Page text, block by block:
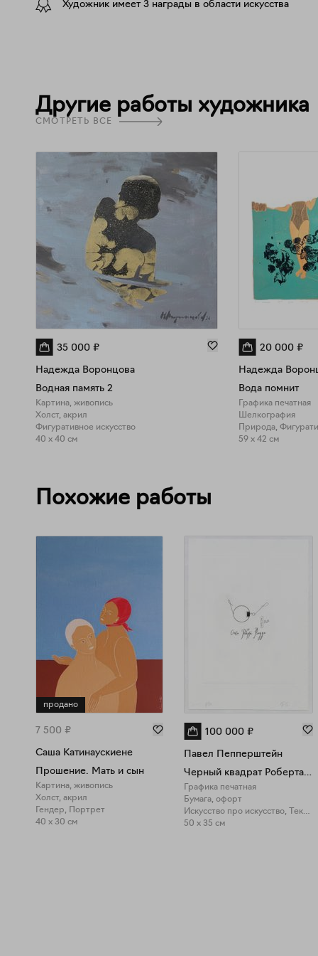
Гектография очень популярна среди
Художник имеет 3 награды в области искусства
Другие работы художника
СМОТРЕТЬ ВСЕ
35 000 ₽
Надежда Воронцова
Водная память 2
Картина, живопись
Холст, акрил
Фигуративное искусство
40 x 40 см
20 000 ₽
Надежда
Вода помнит
Графика печатная
Шелкография
59 x 42 см
Похожие работы
продано
7 500 ₽
Саша Катинаускиене
Прошение. Мать и сын
Картина, живопись
Холст, акрил
Гендер, Портрет
40 x 30 см
100 000 ₽
Павел Пепперштейн
Черный квадрат Роберта Фладда V
Графика печатная
Бумага, офорт
Искусство про искусство, Текст в искусстве
50 x 35 см